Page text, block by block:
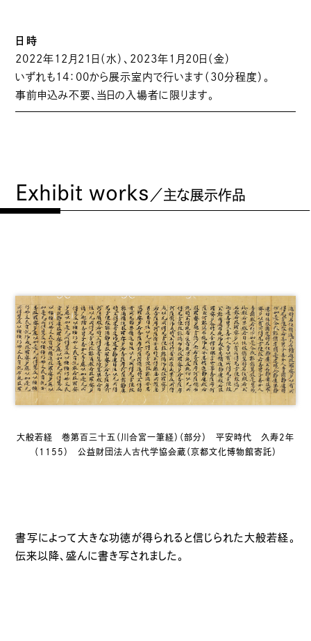
日時
2022年12月21日（水）、2023年1月20日（金）
いずれも14：00から展示室内で行います（30分程度）。
事前申込み不要、当日の入場者に限ります。
Exhibit works ／主な展示作品
大般若経 巻第百三十五（川合宮一筆経）（部分） 平安時代 久寿2年
（1155） 公益財団法人古代学協会蔵（京都文化博物館寄託）
書写によって大きな功徳が得られると信じられた大般若経。
伝来以降、盛んに書き写されました。